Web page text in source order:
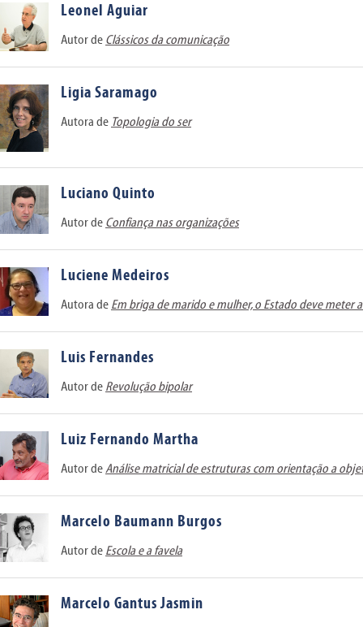
Leonel Aguiar
Autor de Clássicos da comunicação
Ligia Saramago
Autora de Topologia do ser
Luciano Quinto
Autor de Confiança nas organizações
Luciene Medeiros
Autora de Em briga de marido e mulher, o Estado deve meter
Luis Fernandes
Autor de Revolução bipolar
Luiz Fernando Martha
Autor deAnálise matricial de estruturas com orientação a
Marcelo Baumann Burgos
Autor de Escola e a favela
Marcelo Gantus Jasmin